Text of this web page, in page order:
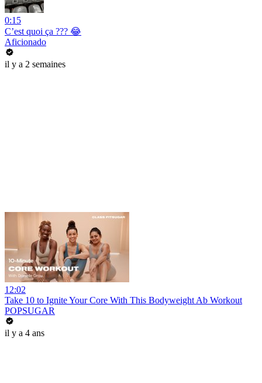
0:15
C’est quoi ça ??? 😂
Aficionado
il y a 2 semaines
12:02
Take 10 to Ignite Your Core With This Bodyweight Ab Workout
POPSUGAR
il y a 4 ans